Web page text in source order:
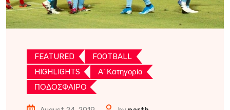
FEATURED
FOOTBALL
HIGHLIGHTS
Α’ Κατηγορία
ΠΟΔΟΣΦΑΙΡΟ